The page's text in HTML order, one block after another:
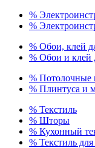
%
%
% Обои, клей
% Обои и клей
% Потолочные
% Плинтуса и
% Текстиль
% Шторы
% Кухонный
% Текстиль